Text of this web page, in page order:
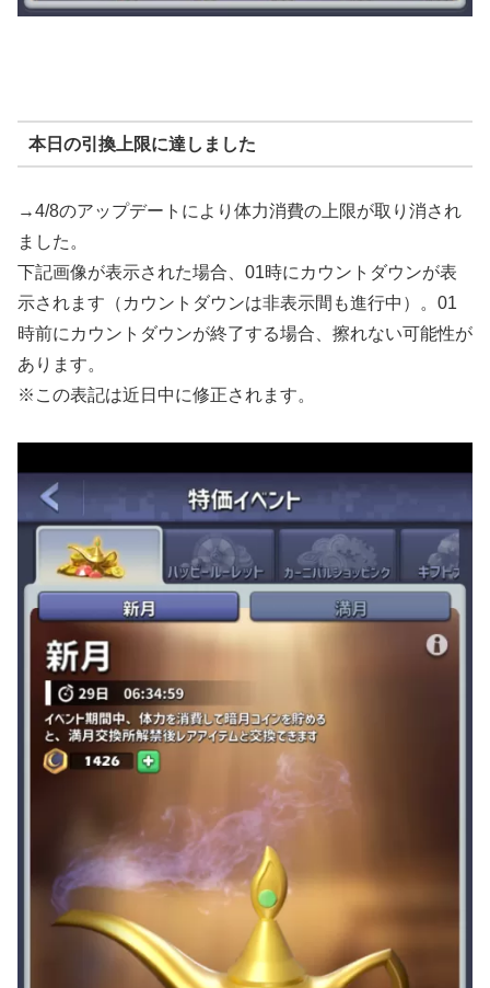
本日の引換上限に達しました
→4/8のアップデートにより体力消費の上限が取り消され
ました。
下記画像が表示された場合、01時にカウントダウンが表
示されます（カウントダウンは非表示間も進行中）。01
時前にカウントダウンが終了する場合、擦れない可能性が
あります。
※この表記は近日中に修正されます。